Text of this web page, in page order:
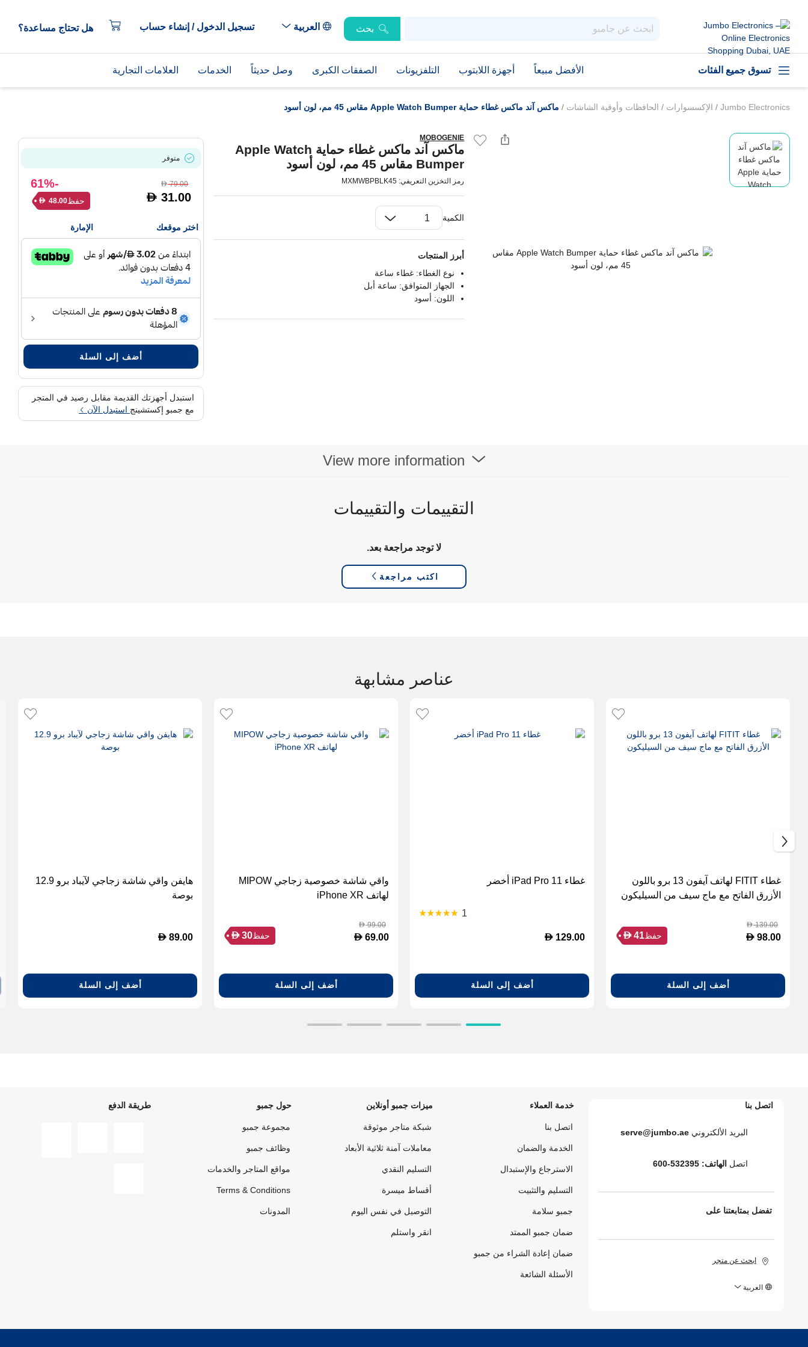
بحث العربية تسجيل الدخول / إنشاء حساب هل تحتاج مساعدة؟
تسوق جميع الفئات الأفضل مبيعاً أجهزة اللابتوب التلفزيونات الصفقات الكبرى وصل حديثاً الخدمات العلامات التجارية
Jumbo Electronics
/ الإكسسوارات / الحافظات وأوقية الشاشات / ماكس آند ماكس غطاء حماية Apple Watch Bumper مقاس 45 مم، لون أسود
MOBOGENIE
ماكس آند ماكس غطاء حماية Apple Watch
Bumper مقاس 45 مم، لون أسود
رمز التخزين التعريفي: MXMWBPBLK45
الكمية
أبرز المنتجات
نوع الغطاء: غطاء ساعة
الجهاز المتوافق: ساعة أبل
اللون: أسود
متوفر
D79.00
D 31.00
-61%
حفظ D 48.00
اختر موقعك الإمارة
أضف إلى السلة
استبدل أجهزتك القديمة مقابل رصيد في المتجر
مع جمبو إكستشينج استبدل الآن
View more information
التقييمات والتقييمات
لا توجد مراجعة بعد.
اكتب مراجعة
عناصر مشابهة
غطاء FITIT لهاتف آيفون 13 برو باللون
الأزرق الفاتح مع ماج سيف من السيليكون
D139.00
D 98.00 حفظ D 41
أضف إلى السلة
غطاء iPad Pro 11 أخضر
1
D 129.00
أضف إلى السلة
واقي شاشة خصوصية زجاجي MIPOW
لهاتف iPhone XR
D99.00
D 69.00 حفظ D 30
أضف إلى السلة
هايفن واقي شاشة زجاجي لآيباد برو 12.9
بوصة
D 89.00
أضف إلى السلة
اتصل بنا
البريد الألكتروني serve@jumbo.ae
اتصلالهاتف: 532395-600
تفضل بمتابعتنا على
ابحث عن متجر
العربية
خدمة العملاء
اتصل بنا
الخدمة والضمان
الاسترجاع والإستبدال
التسليم والتثبيت
جمبو سلامة
ضمان جمبو الممتد
ضمان إعادة الشراء من جمبو
الأسئلة الشائعة
ميزات جمبو أونلاين
شبكة متاجر موثوقة
معاملات آمنة ثلاثية الأبعاد
التسليم النقدي
أقساط ميسرة
التوصيل في نفس اليوم
انقر واستلم
حول جمبو
مجموعة جمبو
وظائف جمبو
مواقع المتاجر والخدمات
Terms & Conditions
المدونات
طريقة الدفع